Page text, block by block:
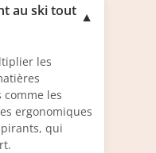
au ski tout
▼
les
les
ergonomiques
qui